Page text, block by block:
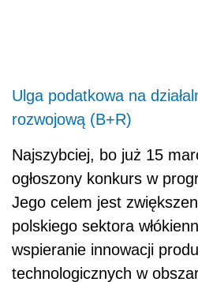
Ulga podatkowa na
rozwojową (B+R)
Najszybciej, bo już 15
ogłoszony konkurs w
Jego celem jest
polskiego sektora
wspieranie innowacji
technologicznych w